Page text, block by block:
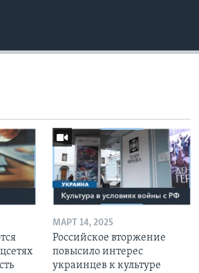
МАРТ 14, 2025
Российское вторжение
повысило интерес
украинцев к культуре